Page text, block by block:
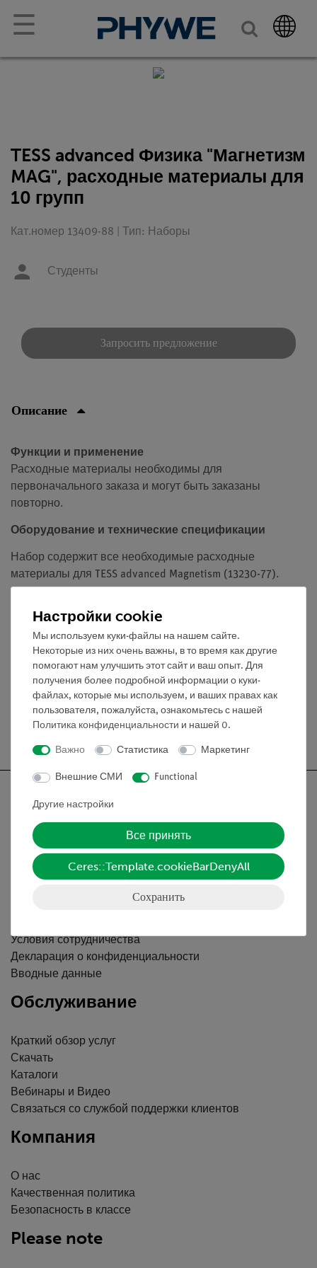
☰
TESS advanced Физика "Магнетизм
MAG", расходные материалы для
10 групп
Кат.номер 13409-88 | Тип: Наборы
Студенты
Запросить предложение
Описание
Функции и применение
Расходные материалы необходимы для
первоначального заказа и могут быть заказаны
повторно.
Оборудование и технические спецификации
Набор содержит все необходимые расходные
материалы для TESS advanced Magnetism (13230-77).
Объём поставки
Медиа / Загрузки
Бесплатная доставка от 300,- €
Nach oben
Информация
Условия сотрудничества
Декларация о конфиденциальности
Вводные данные
Обслуживание
Краткий обзор услуг
Скачать
Каталоги
Вебинары и Видео
Связаться со службой поддержки клиентов
Компания
О нас
Качественная политика
Безопасность в классе
Please note
Настройки cookie
Мы используем куки-файлы на нашем сайте.
Некоторые из них очень важны, в то время как другие
помогают нам улучшить этот сайт и ваш опыт. Для
получения более подробной информации о куки-
файлах, которые мы используем, и ваших правах как
пользователя, пожалуйста, ознакомьтесь с нашей
Политика конфиденциальности и нашей 0.
Важно Статистика Маркетинг
Внешние СМИ Functional
Другие настройки
Все принять
Ceres::Template.cookieBarDenyAll
Сохранить